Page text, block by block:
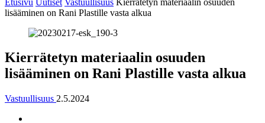
lisääminen on Rani Plastille vasta alkua
Kierrätetyn materiaalin osuuden
lisääminen on Rani Plastille vasta alkua
Vastuullisuus 2.5.2024